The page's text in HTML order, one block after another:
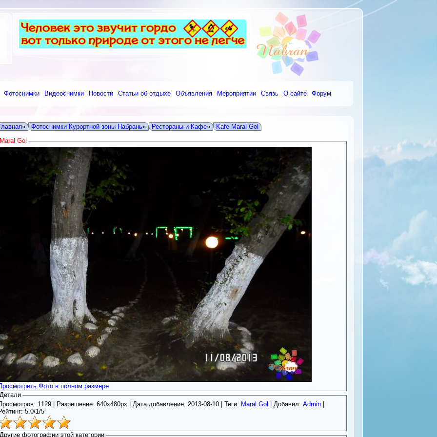
Фотоснимки Видеоснимки Новости Статьи об отдыхе Объявления Мероприятии Связь О сайте Форум
» Фотоснимки Курортной зоны Набрань» Рестораны и Кафе»
Kafe Maral Gol
Maral Gol
Фото в полном размере
Детали
Просмотров: 1129 | Разрешение: 640x480px | Дата добавление: 2013-08-10 | Теги: Maral Gol | Добавил: Admin
5.0/1/5
Другие фотографии этой категории